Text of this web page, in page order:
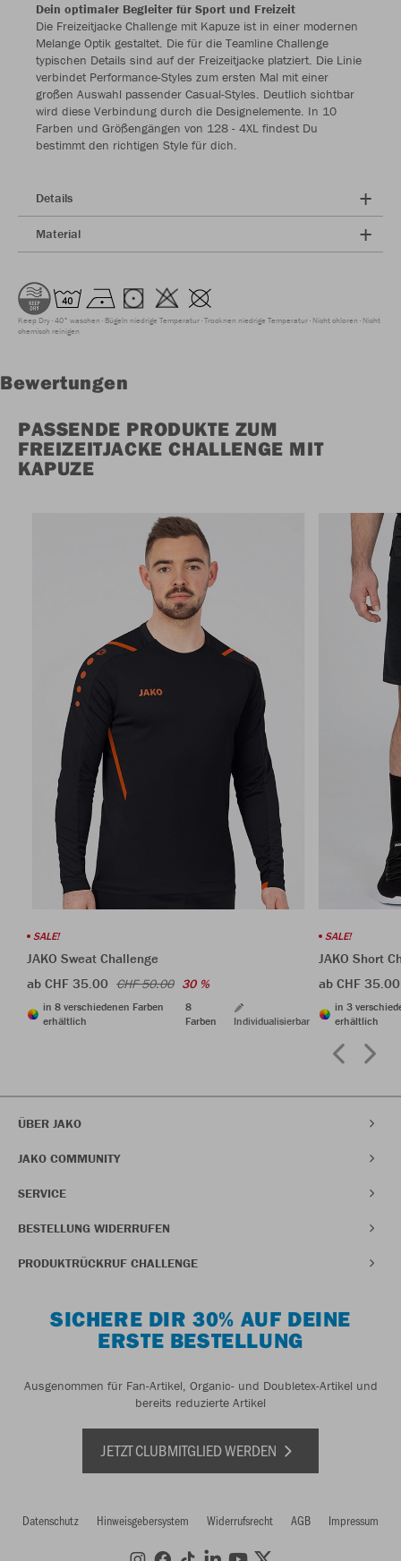
Dein optimaler Begleiter für Sport und Freizeit
Die Freizeitjacke Challenge mit Kapuze ist in einer modernen
Melange Optik gestaltet. Die für die Teamline Challenge
typischen Details sind auf der Freizeitjacke platziert. Die Linie
verbindet Performance-Styles zum ersten Mal mit einer
großen Auswahl passender Casual-Styles. Deutlich sichtbar
wird diese Verbindung durch die Designelemente. In 10
Farben und Größengängen von 128 - 4XL findest Du
bestimmt den richtigen Style für dich.
Details
Material
Keep Dry 40° waschen Bügeln niedrige Temperatur Trocknen niedrige Temperatur Nicht chloren Nicht
chemisch reinigen
Bewertungen
PASSENDE PRODUKTE ZUM
FREIZEITJACKE CHALLENGE MIT
KAPUZE
SALE!
JAKO Sweat Challenge
ab CHF 35.00 CHF 50.00 30 %
in 8 verschiedenen Farben
erhältlich
8
Farben
Individualisierbar
SALE!
JAKO Short
ab CHF 35.00
in 3
erhältlich
ÜBER JAKO
JAKO COMMUNITY
SERVICE
BESTELLUNG WIDERRUFEN
PRODUKTRÜCKRUF CHALLENGE
SICHERE DIR 30% AUF DEINE
ERSTE BESTELLUNG
Ausgenommen für Fan-Artikel, Organic- und Doubletex-Artikel und
bereits reduzierte Artikel
JETZT CLUBMITGLIED WERDEN
Datenschutz Hinweisgebersystem Widerrufsrecht AGB Impressum